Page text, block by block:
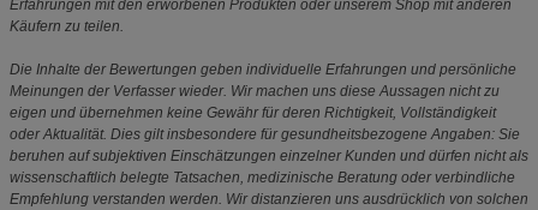
Erfahrungen mit den erworbenen Produkten oder unserem Shop mit anderen
Käufern zu teilen.
Die Inhalte der Bewertungen geben individuelle Erfahrungen und persönliche
Meinungen der Verfasser wieder. Wir machen uns diese Aussagen nicht zu
eigen und übernehmen keine Gewähr für deren Richtigkeit, Vollständigkeit
oder Aktualität. Dies gilt insbesondere für gesundheitsbezogene Angaben: Sie
beruhen auf subjektiven Einschätzungen einzelner Kunden und dürfen nicht als
wissenschaftlich belegte Tatsachen, medizinische Beratung oder verbindliche
Empfehlung verstanden werden. Wir distanzieren uns ausdrücklich von solchen